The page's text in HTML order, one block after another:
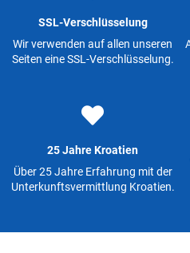
SSL-Verschlüsselung
Wir verwenden auf allen unseren
Seiten eine SSL-Verschlüsselung.
25 Jahre Kroatien
Über 25 Jahre Erfahrung mit der
Unterkunftsvermittlung Kroatien.